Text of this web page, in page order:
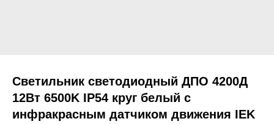
Светильник светодиодный ДПО 4200Д
12Вт 6500K IP54 круг белый с
инфракрасным датчиком движения IEK